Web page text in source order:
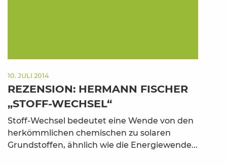
10. JULI 2014
REZENSION: HERMANN FISCHER
„STOFF-WECHSEL“
Stoff-Wechsel bedeutet eine Wende von den
herkömmlichen chemischen zu solaren
Grundstoffen, ähnlich wie die Energiewende...